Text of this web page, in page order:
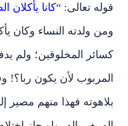
قوله تعالى: “كانا يأكلان
ومن ولدته النساء وكان
كسائر المخلوقين؛ ولم
المربوب لأن يكون ربا؟!
بلاهوته فهذا منهم مصير